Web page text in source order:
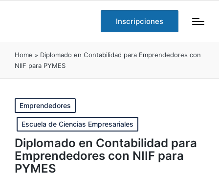
Inscripciones
Home » Diplomado en Contabilidad para Emprendedores con
NIIF para PYMES
Publicado
en
Emprendedores
Escuela de Ciencias Empresariales
Diplomado en Contabilidad para
Emprendedores con NIIF para
PYMES